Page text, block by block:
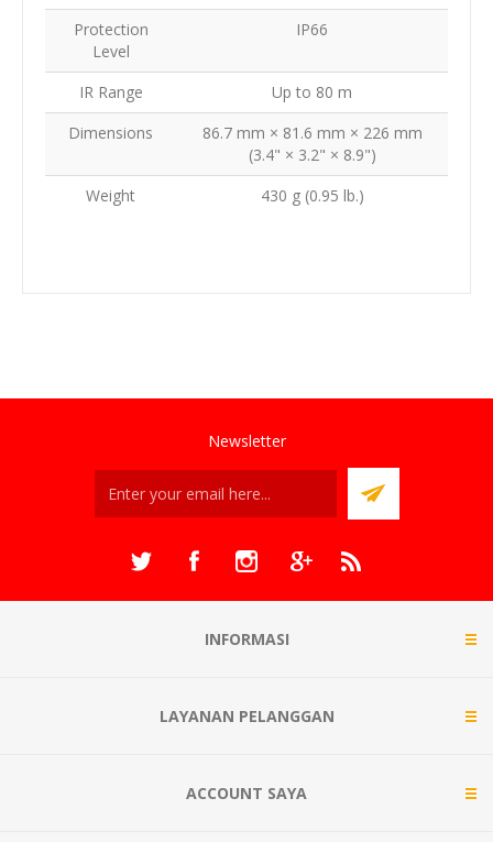
Protection
Level
IP66
IR Range
Up to 80 m
Dimensions
86.7 mm × 81.6 mm × 226 mm
(3.4" × 3.2" × 8.9")
Weight
430 g (0.95 lb.)
Newsletter
INFORMASI
LAYANAN PELANGGAN
ACCOUNT SAYA